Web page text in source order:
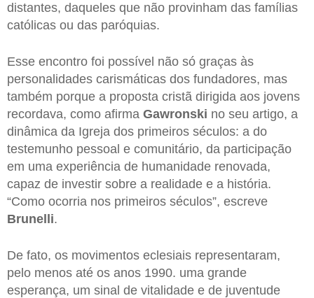
distantes, daqueles que não provinham das famílias
católicas ou das paróquias.
Esse encontro foi possível não só graças às
personalidades carismáticas dos fundadores, mas
também porque a proposta cristã dirigida aos jovens
recordava, como afirma Gawronski no seu artigo, a
dinâmica da Igreja dos primeiros séculos: a do
testemunho pessoal e comunitário, da participação
em uma experiência de humanidade renovada,
capaz de investir sobre a realidade e a história.
“Como ocorria nos primeiros séculos”, escreve
Brunelli.
De fato, os movimentos eclesiais representaram,
pelo menos até os anos 1990. uma grande
esperança, um sinal de vitalidade e de juventude